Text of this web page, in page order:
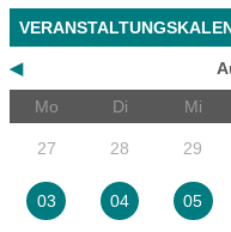
◀
Mo
Di Mi
27 28 29
03 04 05